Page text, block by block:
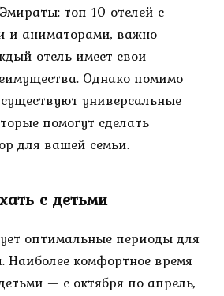
топ-10 отелей с
и аниматорами, важно
отель имеет свои
Однако помимо
универсальные
помогут сделать
для вашей семьи.
с детьми
оптимальные периоды для
Наиболее комфортное время
— с октября по апрель,